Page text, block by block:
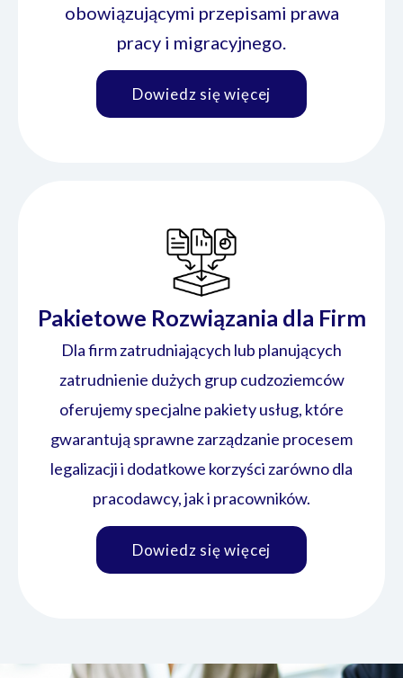
obowiązującymi przepisami prawa
pracy i migracyjnego.
Dowiedz się więcej
Pakietowe Rozwiązania dla Firm
Dla firm zatrudniających lub planujących
zatrudnienie dużych grup cudzoziemców
oferujemy specjalne pakiety usług, które
gwarantują sprawne zarządzanie procesem
legalizacji i dodatkowe korzyści zarówno dla
pracodawcy, jak i pracowników.
Dowiedz się więcej